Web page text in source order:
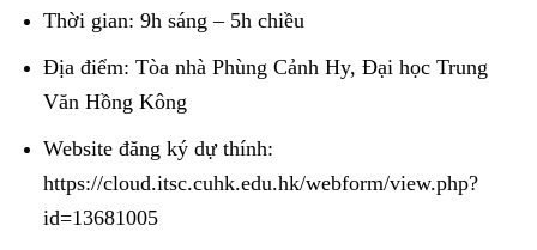
Thời gian: 9h sáng – 5h chiều
Địa điểm: Tòa nhà Phùng Cảnh Hy, Đại học Trung
Văn Hồng Kông
Website đăng ký dự thính:
https://cloud.itsc.cuhk.edu.hk/webform/view.php?
id=13681005